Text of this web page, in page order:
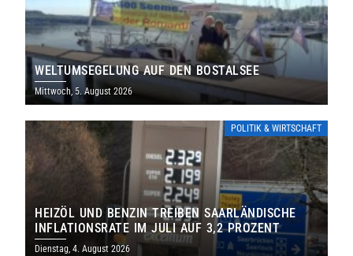
WELTUMSEGELUNG AUF DEN BOSTALSEE
Mittwoch, 5. August 2026
POLITIK & WIRTSCHAFT
HEIZÖL UND BENZIN TREIBEN SAARLÄNDISCHE
INFLATIONSRATE IM JULI AUF 3,2 PROZENT
Dienstag, 4. August 2026